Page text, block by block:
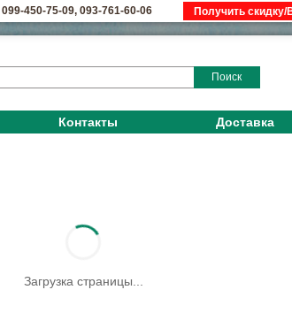
099-450-75-09, 093-761-60-06
Поиск
Контакты Доставка
Загрузка страницы...